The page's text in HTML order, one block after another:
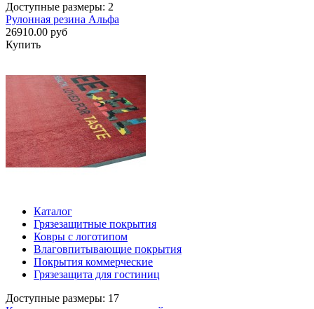
Доступные размеры: 2
Рулонная резина Альфа
26910.00 руб
Купить
Каталог
Грязезащитные покрытия
Ковры с логотипом
Влаговпитывающие покрытия
Покрытия коммерческие
Грязезащита для гостиниц
Доступные размеры: 17